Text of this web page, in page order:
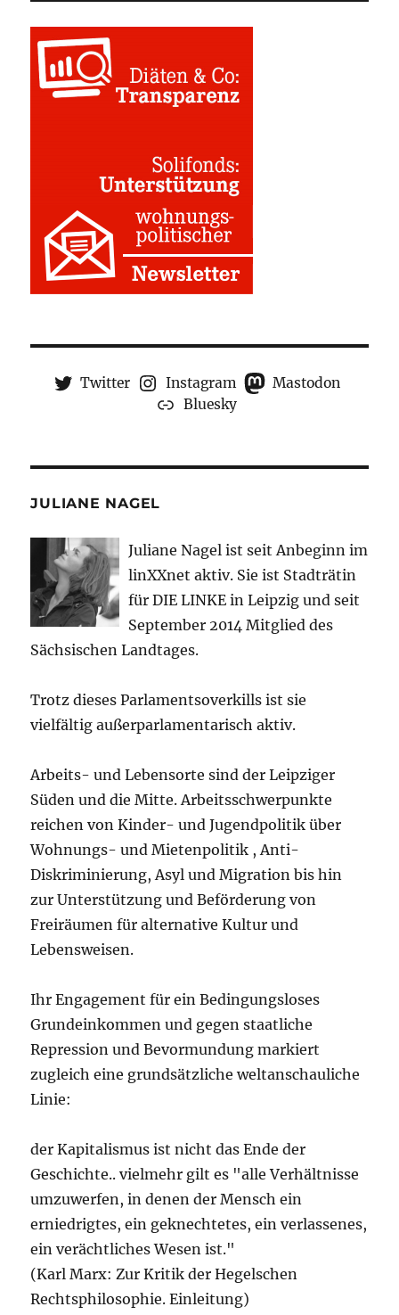
Twitter Instagram
Mastodon
Bluesky
JULIANE NAGEL
Juliane Nagel ist seit Anbeginn im
linXXnet aktiv. Sie ist Stadträtin
für DIE LINKE in Leipzig und seit
September 2014 Mitglied des
Sächsischen Landtages.
Trotz dieses Parlamentsoverkills ist sie
vielfältig außerparlamentarisch aktiv.
Arbeits- und Lebensorte sind der Leipziger
Süden und die Mitte. Arbeitsschwerpunkte
reichen von Kinder- und Jugendpolitik über
Wohnungs- und Mietenpolitik , Anti-
Diskriminierung, Asyl und Migration bis hin
zur Unterstützung und Beförderung von
Freiräumen für alternative Kultur und
Lebensweisen.
Ihr Engagement für ein Bedingungsloses
Grundeinkommen und gegen staatliche
Repression und Bevormundung markiert
zugleich eine grundsätzliche weltanschauliche
Linie:
der Kapitalismus ist nicht das Ende der
Geschichte.. vielmehr gilt es "alle Verhältnisse
umzuwerfen, in denen der Mensch ein
erniedrigtes, ein geknechtetes, ein verlassenes,
ein verächtliches Wesen ist."
(Karl Marx: Zur Kritik der Hegelschen
Rechtsphilosophie. Einleitung)